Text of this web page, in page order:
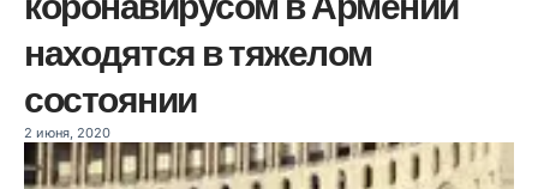
находятся в тяжелом
состоянии
2 июня, 2020